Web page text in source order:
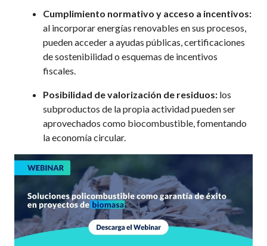
Cumplimiento normativo y acceso a incentivos:
al incorporar energías renovables en sus procesos,
pueden acceder a ayudas públicas, certificaciones
de sostenibilidad o esquemas de incentivos
fiscales.
Posibilidad de valorización de residuos: los
subproductos de la propia actividad pueden ser
aprovechados como biocombustible, fomentando
la economía circular.